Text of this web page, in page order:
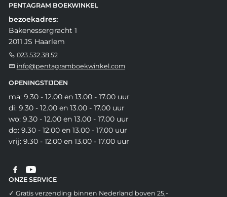
PENTAGRAM BOEKWINKEL
bezoekadres:
Bakenessergracht 1
2011 JS Haarlem
023 532 38 52
info@pentagramboekwinkel.com
OPENINGSTIJDEN
ma: 9.30 - 12.00 en 13.00 - 17.00 uur
di: 9.30 - 12.00 en 13.00 - 17.00 uur
wo: 9.30 - 12.00 en 13.00 - 17.00 uur
do: 9.30 - 12.00 en 13.00 - 17.00 uur
vrij: 9.30 - 12.00 en 13.00 - 17.00 uur
ONZE SERVICE
✓ Gratis verzending binnen Nederland boven 25,-